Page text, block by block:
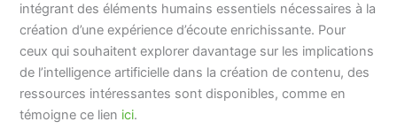
intégrant des éléments humains essentiels nécessaires à la
création d’une expérience d’écoute enrichissante. Pour
ceux qui souhaitent explorer davantage sur les implications
de l’intelligence artificielle dans la création de contenu, des
ressources intéressantes sont disponibles, comme en
témoigne ce lien ici.